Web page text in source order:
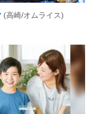
(高崎/オムライス)